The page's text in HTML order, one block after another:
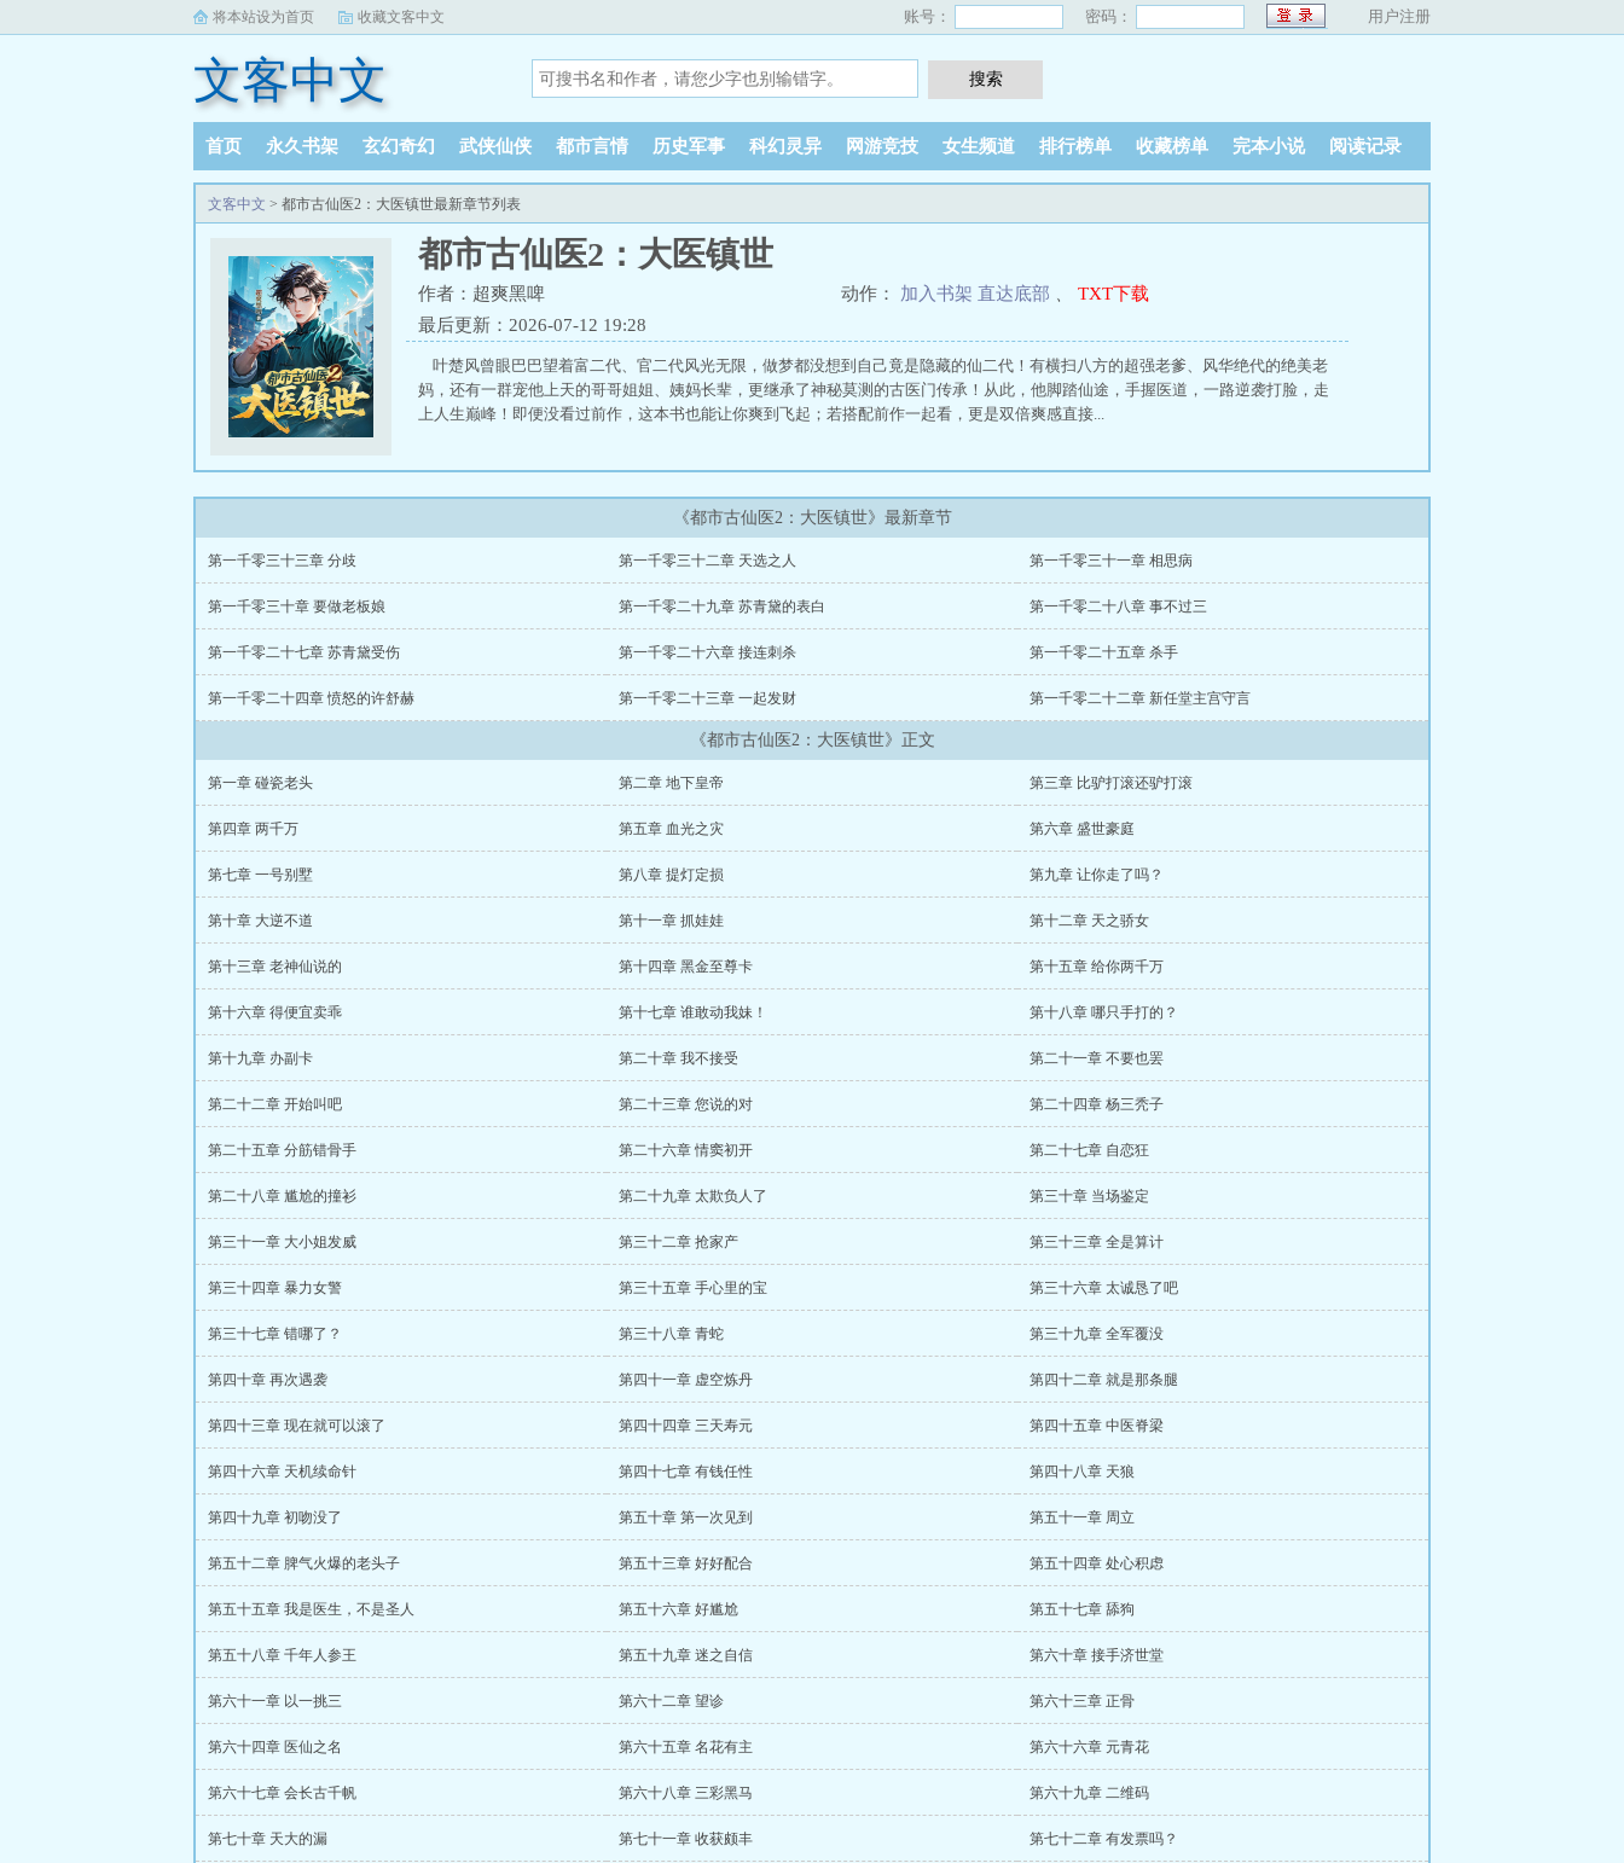
将本站设为首页 收藏文客中文 账号： 密码： 用户注册
文客中文
首页 永久书架 玄幻奇幻 武侠仙侠 都市言情 历史军事 科幻灵异 网游竞技 女生频道 排行榜单 收藏榜单 完本小说 阅读记录
文客中文 > 都市古仙医2：大医镇世最新章节列表
都市古仙医2：大医镇世
作者：超爽黑啤 动作： 加入书架 直达底部
TXT下载
最后更新：2026-07-12 19:28
叶楚风曾眼巴巴望着富二代、官二代风光无限，做梦都没想到自己竟是隐藏的仙二代！有横扫八方的超强老爹、风华绝代的绝美老
妈，还有一群宠他上天的哥哥姐姐、姨妈长辈，更继承了神秘莫测的古医门传承！从此，他脚踏仙途，手握医道，一路逆袭打脸，走
上人生巅峰！即便没看过前作，这本书也能让你爽到飞起；若搭配前作一起看，更是双倍爽感直接...
《都市古仙医2：大医镇世》最新章节
第一千零三十三章 分歧 第一千零三十二章 天选之人 第一千零三十一章 相思病
第一千零三十章 要做老板娘 第一千零二十九章 苏青黛的表白 第一千零二十八章 事不过三
第一千零二十七章 苏青黛受伤 第一千零二十六章 接连刺杀 第一千零二十五章 杀手
第一千零二十四章 愤怒的许舒赫 第一千零二十三章 一起发财 第一千零二十二章 新任堂主宫守言
《都市古仙医2：大医镇世》正文
第一章 碰瓷老头 第二章 地下皇帝 第三章 比驴打滚还驴打滚
第四章 两千万 第五章 血光之灾 第六章 盛世豪庭
第七章 一号别墅 第八章 提灯定损 第九章 让你走了吗？
第十章 大逆不道 第十一章 抓娃娃 第十二章 天之骄女
第十三章 老神仙说的 第十四章 黑金至尊卡 第十五章 给你两千万
第十六章 得便宜卖乖 第十七章 谁敢动我妹！ 第十八章 哪只手打的？
第十九章 办副卡 第二十章 我不接受 第二十一章 不要也罢
第二十二章 开始叫吧 第二十三章 您说的对 第二十四章 杨三秃子
第二十五章 分筋错骨手 第二十六章 情窦初开 第二十七章 自恋狂
第二十八章 尴尬的撞衫 第二十九章 太欺负人了 第三十章 当场鉴定
第三十一章 大小姐发威 第三十二章 抢家产 第三十三章 全是算计
第三十四章 暴力女警 第三十五章 手心里的宝 第三十六章 太诚恳了吧
第三十七章 错哪了？ 第三十八章 青蛇 第三十九章 全军覆没
第四十章 再次遇袭 第四十一章 虚空炼丹 第四十二章 就是那条腿
第四十三章 现在就可以滚了 第四十四章 三天寿元 第四十五章 中医脊梁
第四十六章 天机续命针 第四十七章 有钱任性 第四十八章 天狼
第四十九章 初吻没了 第五十章 第一次见到 第五十一章 周立
第五十二章 脾气火爆的老头子 第五十三章 好好配合 第五十四章 处心积虑
第五十五章 我是医生，不是圣人 第五十六章 好尴尬 第五十七章 舔狗
第五十八章 千年人参王 第五十九章 迷之自信 第六十章 接手济世堂
第六十一章 以一挑三 第六十二章 望诊 第六十三章 正骨
第六十四章 医仙之名 第六十五章 名花有主 第六十六章 元青花
第六十七章 会长古千帆 第六十八章 三彩黑马 第六十九章 二维码
第七十章 天大的漏 第七十一章 收获颇丰 第七十二章 有发票吗？